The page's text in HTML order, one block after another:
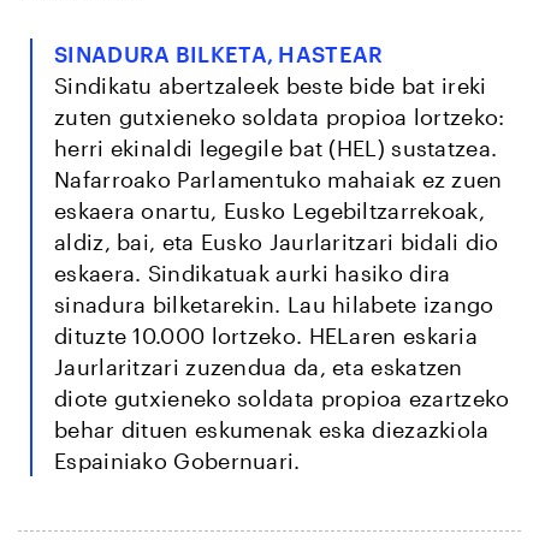
SINADURA BILKETA, HASTEAR
Sindikatu abertzaleek beste bide bat ireki
zuten gutxieneko soldata propioa lortzeko:
herri ekinaldi legegile bat (HEL) sustatzea.
Nafarroako Parlamentuko mahaiak ez zuen
eskaera onartu, Eusko Legebiltzarrekoak,
aldiz, bai, eta Eusko Jaurlaritzari bidali dio
eskaera. Sindikatuak aurki hasiko dira
sinadura bilketarekin. Lau hilabete izango
dituzte 10.000 lortzeko. HELaren eskaria
Jaurlaritzari zuzendua da, eta eskatzen
diote gutxieneko soldata propioa ezartzeko
behar dituen eskumenak eska diezazkiola
Espainiako Gobernuari.